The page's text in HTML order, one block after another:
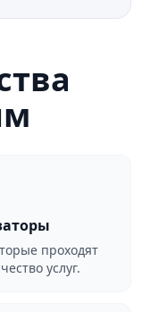
проходят
услуг.